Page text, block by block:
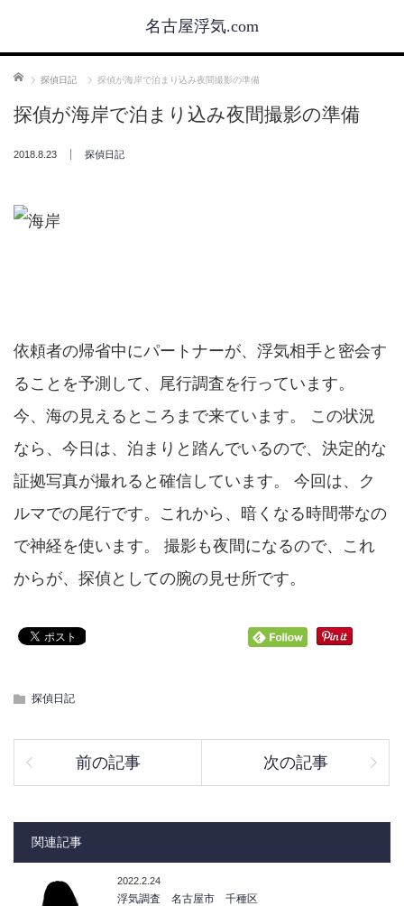
名古屋浮気.com
ホーム 探偵日記 探偵が海岸で泊まり込み夜間撮影の準備
探偵が海岸で泊まり込み夜間撮影の準備
2018.8.23 探偵日記
依頼者の帰省中にパートナーが、浮気相手と密会す
ることを予測して、尾行調査を行っています。
今、海の見えるところまで来ています。 この状況
なら、今日は、泊まりと踏んでいるので、決定的な
証拠写真が撮れると確信しています。 今回は、ク
ルマでの尾行です。これから、暗くなる時間帯なの
で神経を使います。 撮影も夜間になるので、これ
からが、探偵としての腕の見せ所です。
探偵日記
前の記事 次の記事
関連記事
2022.2.24
浮気調査 名古屋市 千種区